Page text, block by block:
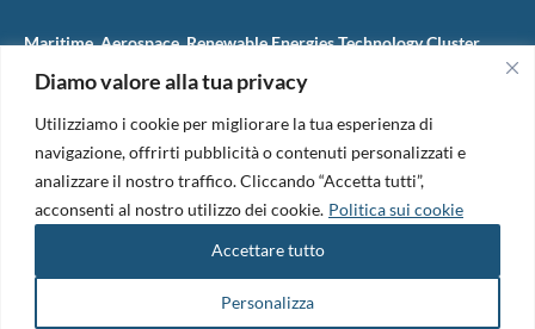
Diamo valore alla tua privacy
Utilizziamo i cookie per migliorare la tua esperienza di
navigazione, offrirti pubblicità o contenuti personalizzati e
analizzare il nostro traffico. Cliccando “Accetta tutti”,
acconsenti al nostro utilizzo dei cookie. Politica sui cookie
Personalizza
Accettare tutto
Maritime, Aerospace, Renewable Energies Technology Cluster
M.A.R.E. TC FVG S.c.ar.l.
34074 Monfalcone (Italy)
tel. +39 0481 723440
Codice Fiscale e Partita Iva: 01138620313
PEC:marefvg@legalmail.it
Codice univoco per i pagamenti: M5UXCR1
Copyright 2026. Design and development by
Informativa Privacy|Cookie Policy|Amm. Trasparente|Bandi &